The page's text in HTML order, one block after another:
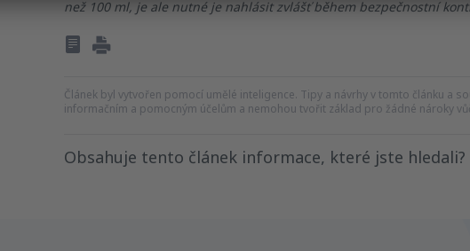
než 100 ml, je ale nutné je nahlásit zvlášť během bezpečnostní
Článek byl vytvořen pomocí umělé inteligence. Tipy a návrhy v tomto článku a
informačním a pomocným účelům a nemohou tvořit základ pro žádné nároky
Obsahuje tento článek informace, které jste hledali?